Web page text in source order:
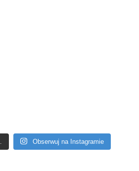
Obserwuj na Instagramie